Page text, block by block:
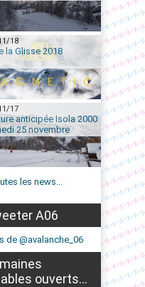
18
la Glisse 2018
17
anticipée Isola 2000
25 novembre
les news...
A06
de @avalanche_06
ouverts...